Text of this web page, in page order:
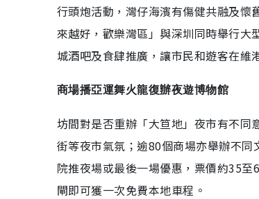
行頭炮活動，灣仔海濱有傷健共融及懷
來越好，歡樂灣區」與深圳同時舉行
城酒吧及食肆推廣，讓市民和遊客在維
商場播亞運舞火龍復辦夜遊博物館
坊間對是否重辦「大笪地」夜市有不同
街等夜市氣氛；逾80個商場亦舉辦不
院推夜場或最後一場優惠，票價約35
閘即可獲一次免費本地車程。